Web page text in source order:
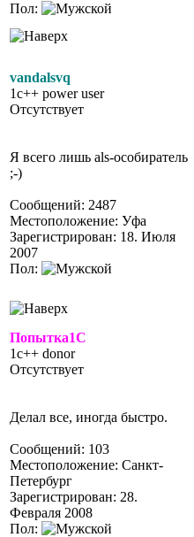
Пол:
vandalsvq
1c++ power user
Отсутствует
Я всего лишь als-особиратель
;-)
Сообщений: 2487
Местоположение: Уфа
Зарегистрирован: 18. Июля
2007
Пол:
Попытка1С
1c++ donor
Отсутствует
Делал все, иногда быстро.
Сообщений: 103
Местоположение: Санкт-
Петербург
Зарегистрирован: 28.
Февраля 2008
Пол: